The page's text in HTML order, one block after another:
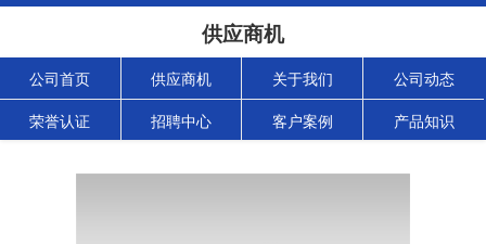
供应商机
公司首页 供应商机 关于我们 公司动态
荣誉认证 招聘中心 客户案例 产品知识